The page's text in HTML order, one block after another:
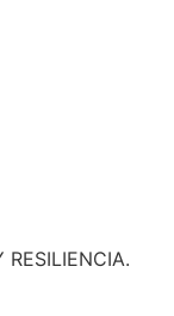
RESILIENCIA.